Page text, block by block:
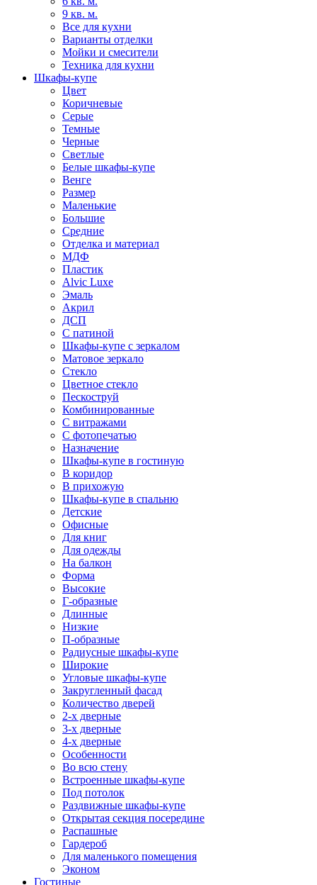
9 кв. м.
Все для кухни
Варианты отделки
Мойки и смесители
Техника для кухни
Шкафы-купе
Цвет
Коричневые
Серые
Темные
Черные
Светлые
Белые шкафы-купе
Венге
Размер
Маленькие
Большие
Средние
Отделка и материал
МДФ
Пластик
Alvic Luxe
Эмаль
Акрил
ДСП
С патиной
Шкафы-купе с зеркалом
Матовое зеркало
Стекло
Цветное стекло
Пескоструй
Комбинированные
С витражами
С фотопечатью
Назначение
Шкафы-купе в гостиную
В коридор
В прихожую
Шкафы-купе в спальню
Детские
Офисные
Для книг
Для одежды
На балкон
Форма
Высокие
Г-образные
Длинные
Низкие
П-образные
Радиусные шкафы-купе
Широкие
Угловые шкафы-купе
Закругленный фасад
Количество дверей
2-х дверные
3-х дверные
4-х дверные
Особенности
Во всю стену
Встроенные шкафы-купе
Под потолок
Раздвижные шкафы-купе
Открытая секция посередине
Распашные
Гардероб
Для маленького помещения
Эконом
Гостиные